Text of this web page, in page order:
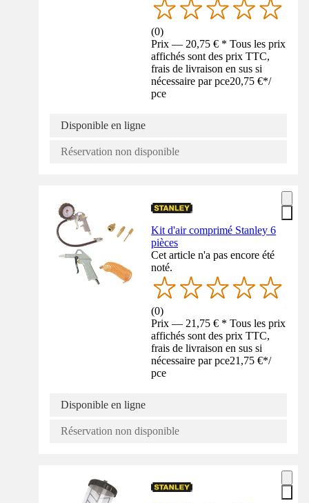
(0)
Prix — 20,75 € * Tous les prix
affichés sont des prix TTC,
frais de livraison en sus si
nécessaire par pce20,75 €*/
pce
Disponible en ligne
Réservation non disponible
Kit d'air comprimé Stanley 6
pièces
Cet article n'a pas encore été
noté.
(0)
Prix — 21,75 € * Tous les prix
affichés sont des prix TTC,
frais de livraison en sus si
nécessaire par pce21,75 €*/
pce
Disponible en ligne
Réservation non disponible